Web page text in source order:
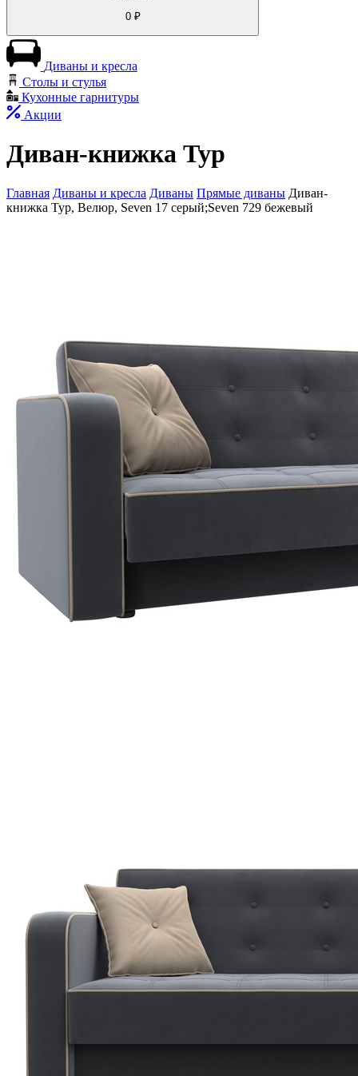
0₽
Диваны и кресла
Столы и стулья
Кухонные гарнитуры
Акции
Диван-книжка Тур
Главная Диваны и кресла Диваны Прямые диваны Диван-
книжка Тур, Велюр, Seven 17 серый;Seven 729 бежевый